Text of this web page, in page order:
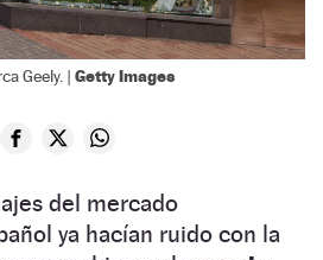
Geely. | Getty Images
del mercado
ya hacían ruido con la